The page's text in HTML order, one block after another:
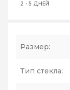
2 - 5 ДНЕЙ
Размер:
Тип стекла: